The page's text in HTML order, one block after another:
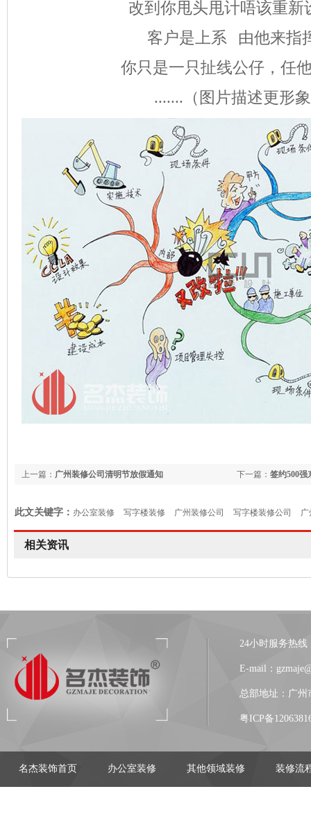
改到你甩头甩计唔该重新
客户是上系 由他来指
你只是一只扯线公仔，任
.......（图片描述更形
下一篇： 签约500强
上一篇： 广州装修公司清明节放假通知
此文关键字： 办公室装修 写字楼装修 广州装修公司 写字楼装修公司 广
相关资讯
24小时服务热线
E-mail：
总部地址：广州
粤ICP备
名杰装饰首页 办公室装修 其他领域装修 装修流